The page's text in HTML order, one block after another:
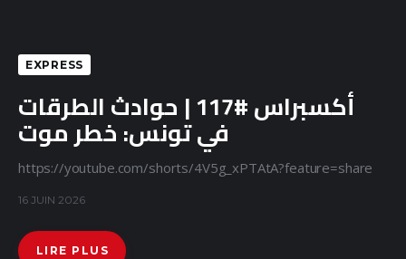
EXPRESS
أكسبراس #117 | حوادث الطرقات
في تونس: خطر موت
https://youtube.com/shorts/4V5g_xPTAtA?feature=share
16 JUIN 2026
LIRE PLUS